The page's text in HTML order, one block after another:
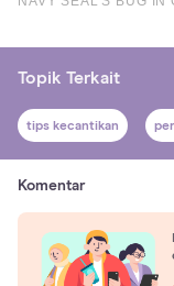
Topik Terkait
tips kecantikan
Komentar